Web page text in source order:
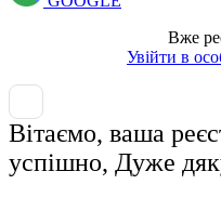
Вже
Увійти в
Вітаємо, ваша
успішно, Дуже